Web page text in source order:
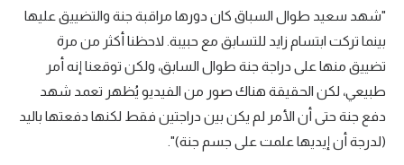
"شهد سعيد طوال السباق كان دورها مراقبة جنة والتضييق عليها
بينما تركت ابتسام زايد للتسابق مع حبيبة. لاحظنا أكثر من مرة
تضييق منها على دراجة جنة طوال السابق، ولكن توقعنا إنه أمر
طبيعي، لكن الحقيقة هناك صور من الفيديو يُظهر تعمد شهد
دفع جنة حتى أن الأمر لم يكن بين دراجتين فقط لكنها دفعتها باليد
(لدرجة أن إيديها علمت على جسم جنة)".